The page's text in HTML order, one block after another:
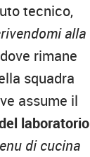
tecnico,
alla
rimane
squadra
assume il
laboratorio
di cucina